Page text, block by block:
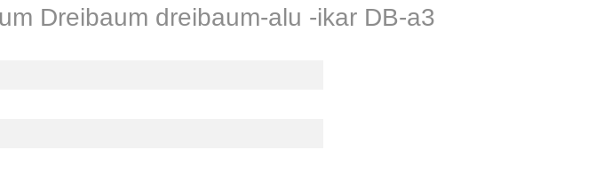
Dreibaum dreibaum-alu -ikar DB-a3